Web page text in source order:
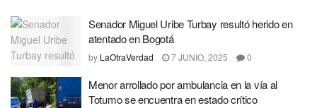
Senador Miguel Uribe Turbay resultó herido en
atentado en Bogotá
by LaOtraVerdad 7 JUNIO, 2025 0
Menor arrollado por ambulancia en la vía al
Totumo se encuentra en estado crítico